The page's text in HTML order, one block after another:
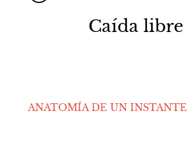
Caída libre
ANATOMÍA DE UN INSTANTE